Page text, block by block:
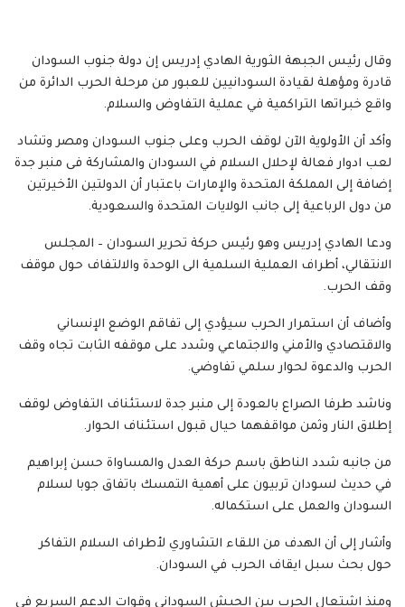
وقال رئيس الجبهة الثورية الهادي إدريس إن دولة جنوب السودان
قادرة ومؤهلة لقيادة السودانيين للعبور من مرحلة الحرب الدائرة من
واقع خبراتها التراكمية في عملية التفاوض والسلام.
وأكد أن الأولوية الآن لوقف الحرب وعلى جنوب السودان ومصر وتشاد
لعب ادوار فعالة لإحلال السلام في السودان والمشاركة فى منبر جدة
إضافة إلى المملكة المتحدة والإمارات باعتبار أن الدولتين الأخيرتين
من دول الرباعية إلى جانب الولايات المتحدة والسعودية.
ودعا الهادي إدريس وهو رئيس حركة تحرير السودان – المجلس
الانتقالي، أطراف العملية السلمية الى الوحدة والالتفاف حول موقف
وقف الحرب.
وأضاف أن استمرار الحرب سيؤدي إلى تفاقم الوضع الإنساني
والاقتصادي والأمني والاجتماعي وشدد على موقفه الثابت تجاه وقف
الحرب والدعوة لحوار سلمي تفاوضي.
وناشد طرفا الصراع بالعودة إلى منبر جدة لاستئناف التفاوض لوقف
إطلاق النار وثمن مواقفهما حيال قبول استئناف الحوار.
من جانبه شدد الناطق باسم حركة العدل والمساواة حسن إبراهيم
في حديث لسودان تربيون على أهمية التمسك باتفاق جوبا لسلام
السودان والعمل على استكماله.
وأشار إلى أن الهدف من اللقاء التشاوري لأطراف السلام التفاكر
حول بحث سبل ايقاف الحرب في السودان.
ومنذ اشتعال الحرب بين الجيش السوداني وقوات الدعم السريع في